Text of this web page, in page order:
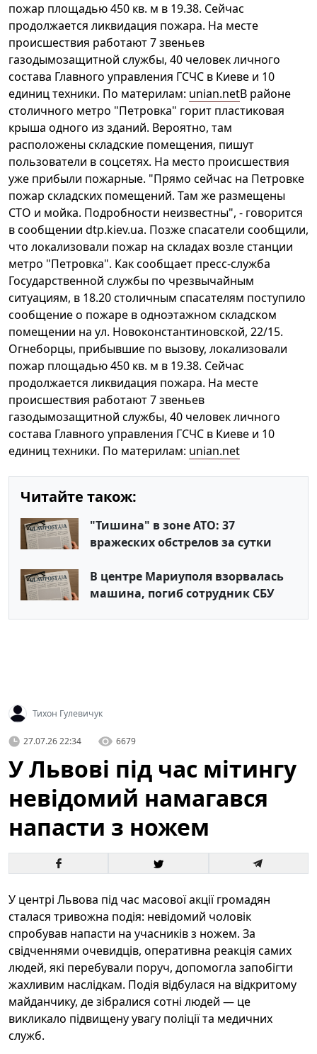
пожар площадью 450 кв. м в 19.38. Сейчас
продолжается ликвидация пожара. На месте
происшествия работают 7 звеньев
газодымозащитной службы, 40 человек личного
состава Главного управления ГСЧС в Киеве и 10
единиц техники. По материлам: unian.netВ районе
столичного метро "Петровка" горит пластиковая
крыша одного из зданий. Вероятно, там
расположены складские помещения, пишут
пользователи в соцсетях. На место происшествия
уже прибыли пожарные. "Прямо сейчас на Петровке
пожар складских помещений. Там же размещены
СТО и мойка. Подробности неизвестны", - говорится
в сообщении dtp.kiev.ua. Позже спасатели сообщили,
что локализовали пожар на складах возле станции
метро "Петровка". Как сообщает пресс-служба
Государственной службы по чрезвычайным
ситуациям, в 18.20 столичным спасателям поступило
сообщение о пожаре в одноэтажном складском
помещении на ул. Новоконстантиновской, 22/15.
Огнеборцы, прибывшие по вызову, локализовали
пожар площадью 450 кв. м в 19.38. Сейчас
продолжается ликвидация пожара. На месте
происшествия работают 7 звеньев
газодымозащитной службы, 40 человек личного
состава Главного управления ГСЧС в Киеве и 10
единиц техники. По материлам: unian.net
Читайте також:
"Тишина" в зоне АТО: 37
вражеских обстрелов за сутки
В центре Мариуполя взорвалась
машина, погиб сотрудник СБУ
Тихон Гулевичук
27.07.26 22:34 6679
У Львові під час мітингу
невідомий намагався
напасти з ножем
У центрі Львова під час масової акції громадян
сталася тривожна подія: невідомий чоловік
спробував напасти на учасників з ножем. За
свідченнями очевидців, оперативна реакція самих
людей, які перебували поруч, допомогла запобігти
жахливим наслідкам. Подія відбулася на відкритому
майданчику, де зібралися сотні людей — це
викликало підвищену увагу поліції та медичних
служб.